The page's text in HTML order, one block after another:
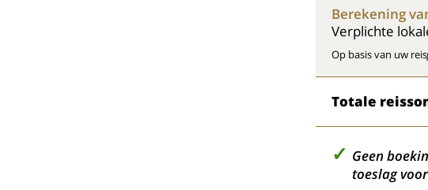
Berekening
Verplichte
Op basis van uw
Totale
Geen
toeslag